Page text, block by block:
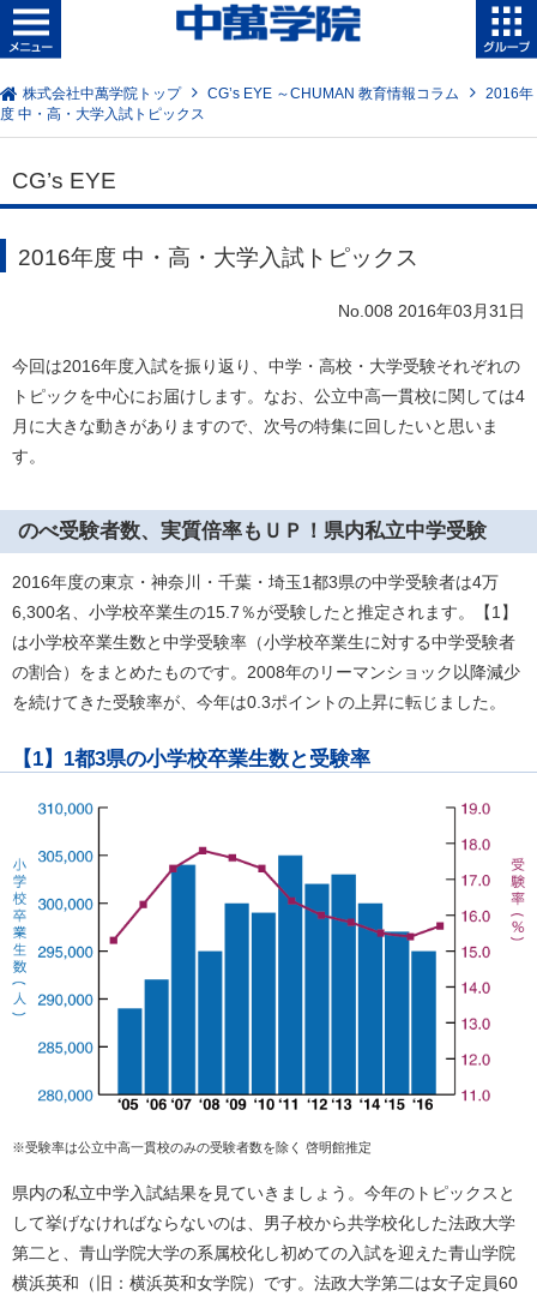
株式会社中萬学院トップ CG’s EYE ～CHUMAN 教育情報コラム
2016年
度 中・高・大学入試トピックス
CG’s EYE
2016年度 中・高・大学入試トピックス
No.008 2016年03月31日
今回は2016年度入試を振り返り、中学・高校・大学受験それぞれの
トピックを中心にお届けします。なお、公立中高一貫校に関しては4
月に大きな動きがありますので、次号の特集に回したいと思いま
す。
のべ受験者数、実質倍率もＵＰ！県内私立中学受験
2016年度の東京・神奈川・千葉・埼玉1都3県の中学受験者は4万
6,300名、小学校卒業生の15.7％が受験したと推定されます。【1】
は小学校卒業生数と中学受験率（小学校卒業生に対する中学受験者
の割合）をまとめたものです。2008年のリーマンショック以降減少
を続けてきた受験率が、今年は0.3ポイントの上昇に転じました。
【1】1都3県の小学校卒業生数と受験率
※受験率は公立中高一貫校のみの受験者数を除く 啓明館推定
県内の私立中学入試結果を見ていきましょう。今年のトピックスと
して挙げなければならないのは、男子校から共学校化した法政大学
第二と、青山学院大学の系属校化し初めての入試を迎えた青山学院
横浜英和（旧：横浜英和女学院）です。法政大学第二は女子定員60